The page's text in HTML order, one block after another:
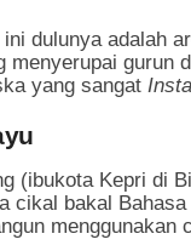
dulunya adalah
gurun
yang sangat
(ibukota Kepri di
cikal bakal
menggunakan